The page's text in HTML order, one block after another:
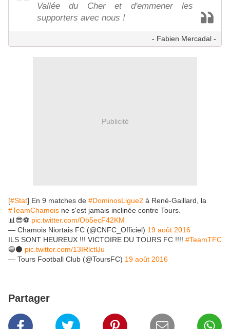
Vallée du Cher et d'emmener les
supporters avec nous !
- Fabien Mercadal -
Publicité
[#Stat] En 9 matches de #DominosLigue2 à René-Gaillard, la
#TeamChamois ne s'est jamais inclinée contre Tours.
📊😎⚽️ pic.twitter.com/Ob5ecF42KM
— Chamois Niortais FC (@CNFC_Officiel) 19 août 2016
ILS SONT HEUREUX !!! VICTOIRE DU TOURS FC !!!! #TeamTFC
🔵⚫ pic.twitter.com/13IRlctlJu
— Tours Football Club (@ToursFC) 19 août 2016
Partager